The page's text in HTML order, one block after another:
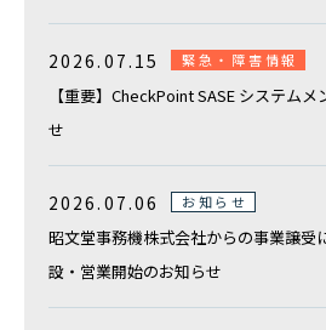
2026.07.15 緊急・障害情報
【重要】CheckPoint SASE システム
せ
2026.07.06 お知らせ
昭文堂事務機株式会社からの事業譲受
設・営業開始のお知らせ